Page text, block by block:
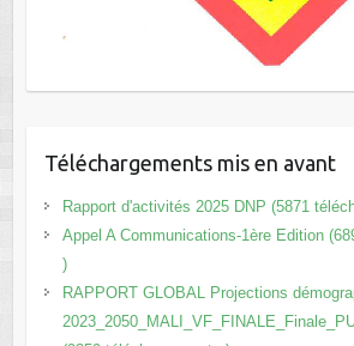
Téléchargements mis en avant
Rapport d'activités 2025 DNP (5871
Appel A Communications-1ère Edition
)
RAPPORT GLOBAL Projections